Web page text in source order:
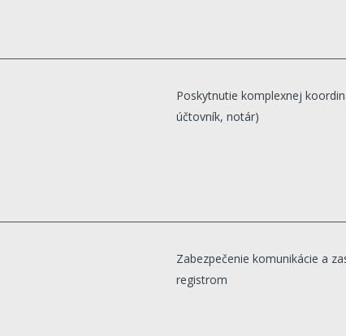
Poskytnutie komplexnej
účtovník, notár)
Zabezpečenie komunikácie a
registrom